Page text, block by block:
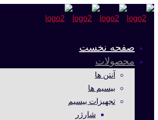
صفحه نخست
محصولات
آنتن ها
بیسیم ها
تجهیزات بیسیم
شارژر